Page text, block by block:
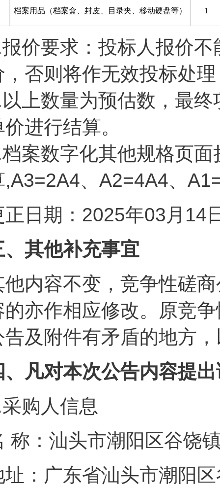
档案用品（档案盒、封皮、目录夹、移动硬盘等） 1
报价要求：投标人报价
，否则将作无效投标处
上数量为预估数，最
进行结算。
案数字化其他规格页
,A3=2A4、A2=4A4、
正日期：2025年03月
、其他补充事宜
他内容不变，竞争性磋
的亦作相应修改。原竞
告及附件有矛盾的地方
、凡对本次公告内容提
采购人信息
称：汕头市潮阳
址：广东省汕头市潮阳